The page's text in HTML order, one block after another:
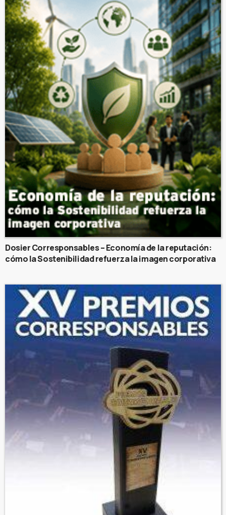
Dosier Corresponsables – Economía de la reputación:
cómo la Sostenibilidad refuerza la imagen corporativa